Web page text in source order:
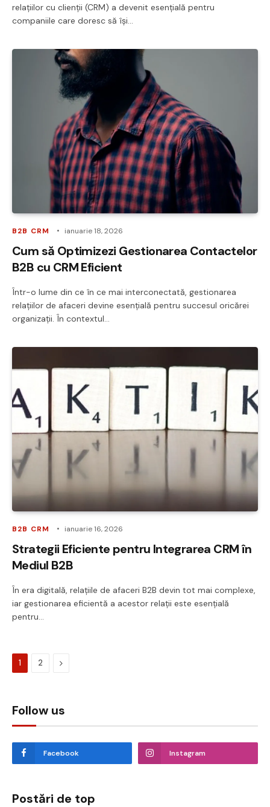
relațiilor cu clienții (CRM) a devenit esențială pentru
companiile care doresc să își…
B2B CRM ianuarie 18, 2026
Cum să Optimizezi Gestionarea Contactelor
B2B cu CRM Eficient
Într-o lume din ce în ce mai interconectată, gestionarea
relațiilor de afaceri devine esențială pentru succesul oricărei
organizații. În contextul…
B2B CRM ianuarie 16, 2026
Strategii Eficiente pentru Integrarea CRM în
Mediul B2B
În era digitală, relațiile de afaceri B2B devin tot mai complexe,
iar gestionarea eficientă a acestor relații este esențială
pentru…
1 2 Next
Follow us
Facebook Instagram
Postări de top